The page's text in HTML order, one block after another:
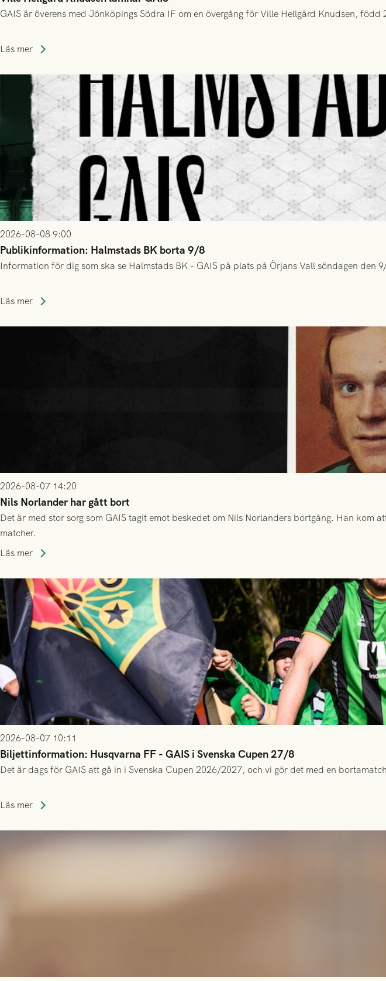
GAIS är överens med Jönköpings Södra IF om en övergång för Ville Hellgård Knudsen, född
Läs mer
2026-08-08 9:00
Publikinformation: Halmstads BK borta 9/8
Information för dig som ska se Halmstads BK - GAIS på plats på Örjans Vall söndagen den
Läs mer
2026-08-07 14:20
Nils Norlander har gått bort
Det är med stor sorg som GAIS tagit emot beskedet om Nils Norlanders bortgång. Han kom
matcher.
Läs mer
2026-08-07 10:11
Biljettinformation: Husqvarna FF - GAIS i Svenska Cupen 27/8
Det är dags för GAIS att gå in i Svenska Cupen 2026/2027, och vi gör det med en
Läs mer